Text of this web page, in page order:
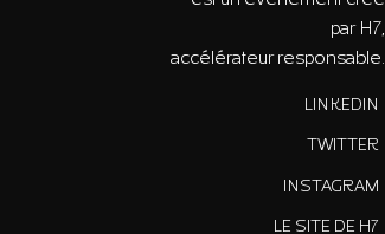
par H7,
accélérateur responsable.
LINKEDIN
TWITTER
INSTAGRAM
LE SITE DE H7